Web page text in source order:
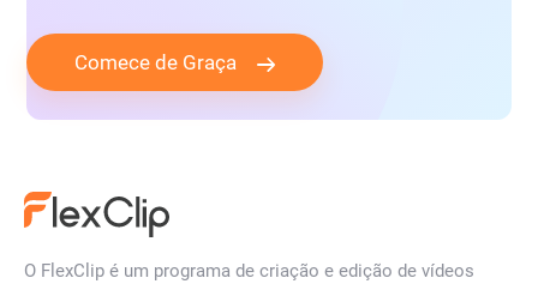
Comece de Graça
O FlexClip é um programa de criação e edição de vídeos